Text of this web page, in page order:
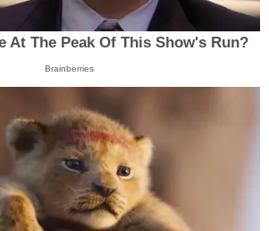
At The Peak Of This Show's Run?
Brainberries